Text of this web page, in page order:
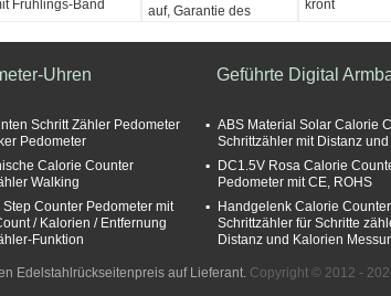
Frühlings-Band
auf, Garantie des
wasserdichte 3ATM für
krönt
Uhren
Schritt Zähler Pedometer
Pedometer
Calorie Counter
Walking
Step Counter Pedometer mit
/ Kalorien / Entfernung
Funktion
Geführte Digital
ABS Material Solar Calorie
Schrittzähler mit Distanz
DC1.5V Rosa Calorie
Pedometer mit CE, ROHS
Handgelenk Calorie Counter
Schrittzähler für Schritte
Distanz und Kalorien
Edelstahlrückseitenpreis auf Lieferant. Copyright © 2012 -